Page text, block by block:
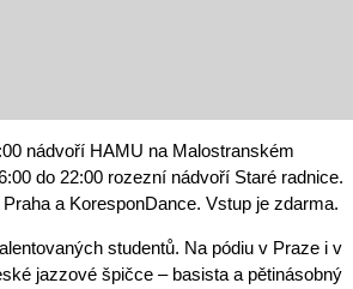
nádvoří HAMU na Malostranském
do 22:00 rozezní nádvoří Staré radnice.
a KoresponDance. Vstup je zdarma.
studentů. Na pódiu v Praze i v
jazzové špičce – basista a pětinásobný